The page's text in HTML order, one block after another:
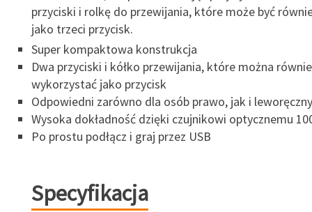
przyciski i rolkę do przewijania, które może być
jako trzeci przycisk.
Super kompaktowa konstrukcja
Dwa przyciski i kółko przewijania, które można
wykorzystać jako przycisk
Odpowiedni zarówno dla osób prawo, jak i
Wysoka dokładność dzięki czujnikowi optycznemu
Po prostu podłącz i graj przez USB
Specyfikacja